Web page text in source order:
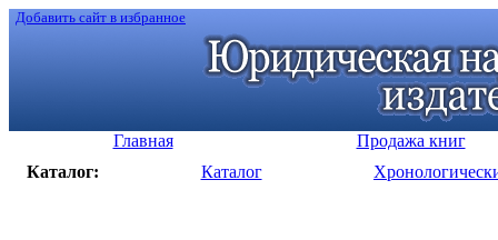
Добавить сайт в избранное
Главная
Продажа книг
Каталог:
Каталог